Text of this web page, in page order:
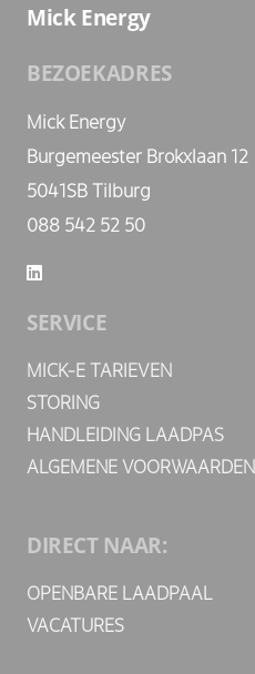
Mick Energy
BEZOEKADRES
Mick Energy
Burgemeester Brokxlaan 12
5041SB Tilburg
088 542 52 50
SERVICE
MICK-E TARIEVEN
STORING
HANDLEIDING LAADPAS
ALGEMENE VOORWAARDEN
DIRECT NAAR:
OPENBARE LAADPAAL
VACATURES